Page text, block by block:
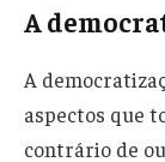
A
A
aspectos que
contrário de